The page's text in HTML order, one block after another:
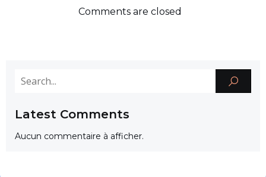
Comments are closed
Latest Comments
Aucun commentaire à afficher.